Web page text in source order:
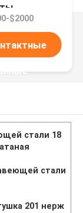
$2000
стали 18
стали
201 нерж